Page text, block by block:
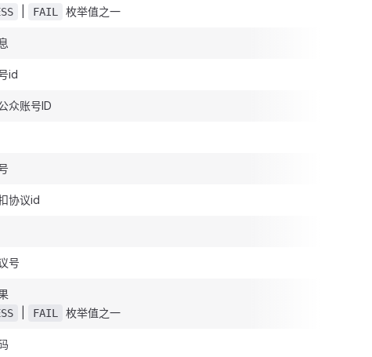
FAIL 枚举值之一
id
众账号ID
协议id
号
FAIL 枚举值之一